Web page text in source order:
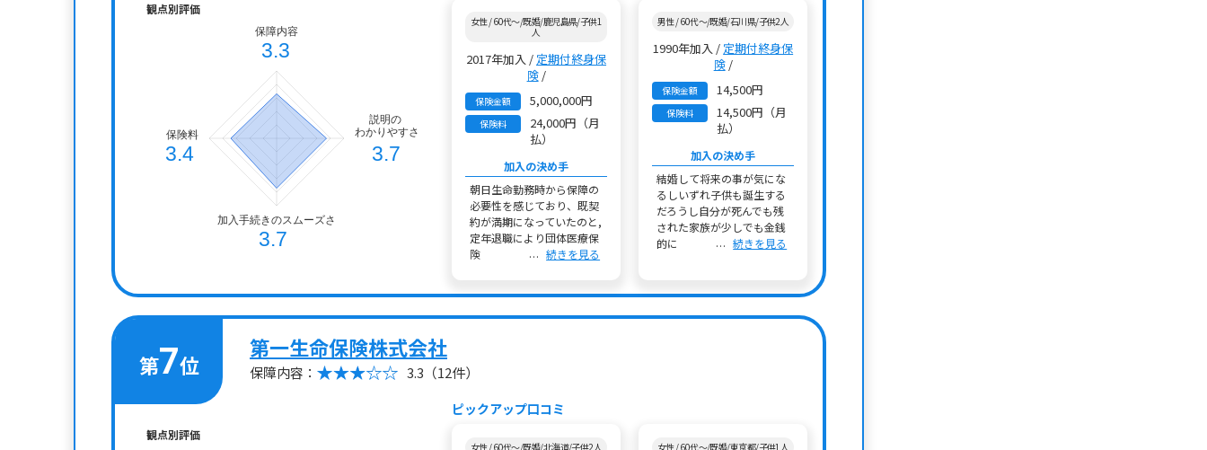
観点別評価
女性 / 60代～/既婚/鹿児島県/子供1
人
2017年加入 / 定期付終身保
険/
保険金額 5,000,000円
保険料
24,000円（月
払）
加入の決め手
朝日生命勤務時から保障の
必要性を感じており、既契
約が満期になっていたのと,
定年退職により団体医療保
険
続きを見る
男性 / 60代～/既婚/石川県/子供2人
1990年加入 / 定期付終身保
険/
保険金額 14,500円
保険料
14,500円（月
払）
加入の決め手
結婚して将来の事が気にな
るしいずれ子供も誕生する
だろうし自分が死んでも残
された家族が少しでも金銭
的に
続きを見る
第7位
第一生命保険株式会社
保障内容： 3.3 （12件）
観点別評価
ピックアップ口コミ
女性 / 60代～/既婚/北海道/子供2人 女性 / 60代～/既婚/東京都/子供1人